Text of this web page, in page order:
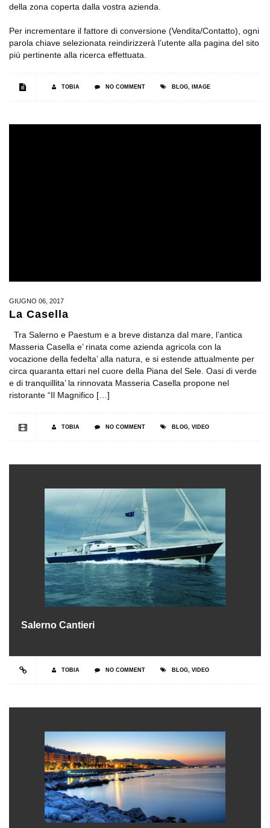
della zona coperta dalla vostra azienda.
Per incrementare il fattore di conversione (Vendita/Contatto), ogni
parola chiave selezionata reindirizzerà l’utente alla pagina del sito
più pertinente alla ricerca effettuata.
TOBIA NO COMMENT BLOG, IMAGE
GIUGNO 06, 2017
La Casella
Tra Salerno e Paestum e a breve distanza dal mare, l’antica
Masseria Casella e’ rinata come azienda agricola con la
vocazione della fedelta’ alla natura, e si estende attualmente per
circa quaranta ettari nel cuore della Piana del Sele. Oasi di verde
e di tranquillita’ la rinnovata Masseria Casella propone nel
ristorante “Il Magnifico […]
TOBIA NO COMMENT BLOG, VIDEO
Salerno Cantieri
TOBIA NO COMMENT BLOG, VIDEO